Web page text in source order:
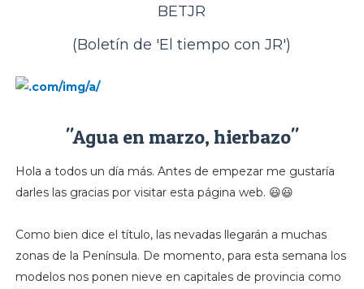
BETJR
(Boletín de 'El tiempo con JR')
"Agua en marzo, hierbazo"
Hola a todos un día más. Antes de empezar me gustaría
darles las gracias por visitar esta página web. 😃😃
Como bien dice el título, las nevadas llegarán a muchas
zonas de la Península. De momento, para esta semana los
modelos nos ponen nieve en capitales de provincia como